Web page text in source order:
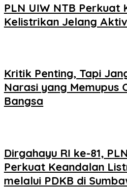
PLN UIW NTB Perkuat
Kelistrikan Jelang
Kritik Penting, Tapi
Narasi yang Memupus
Bangsa
Dirgahayu RI ke-81,
Perkuat Keandalan
melalui PDKB di